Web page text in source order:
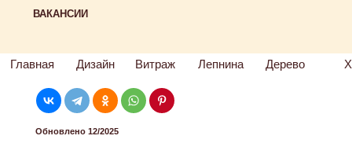
ВАКАНСИИ
Главная Дизайн Витраж Лепнина Дерево
Обновлено 12/2025